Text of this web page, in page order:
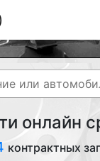
онлайн
контрактных